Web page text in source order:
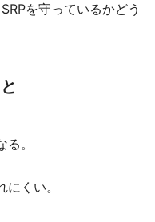
を守っているかどう
。
くい。